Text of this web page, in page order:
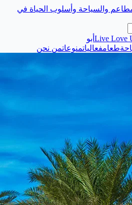
والسياحة وأسلوب الحياة في
Live Love أبو
طعامفعالياتمنوعاتمن نحن